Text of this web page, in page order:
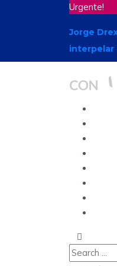
Urgente!
Jorge
interpelar